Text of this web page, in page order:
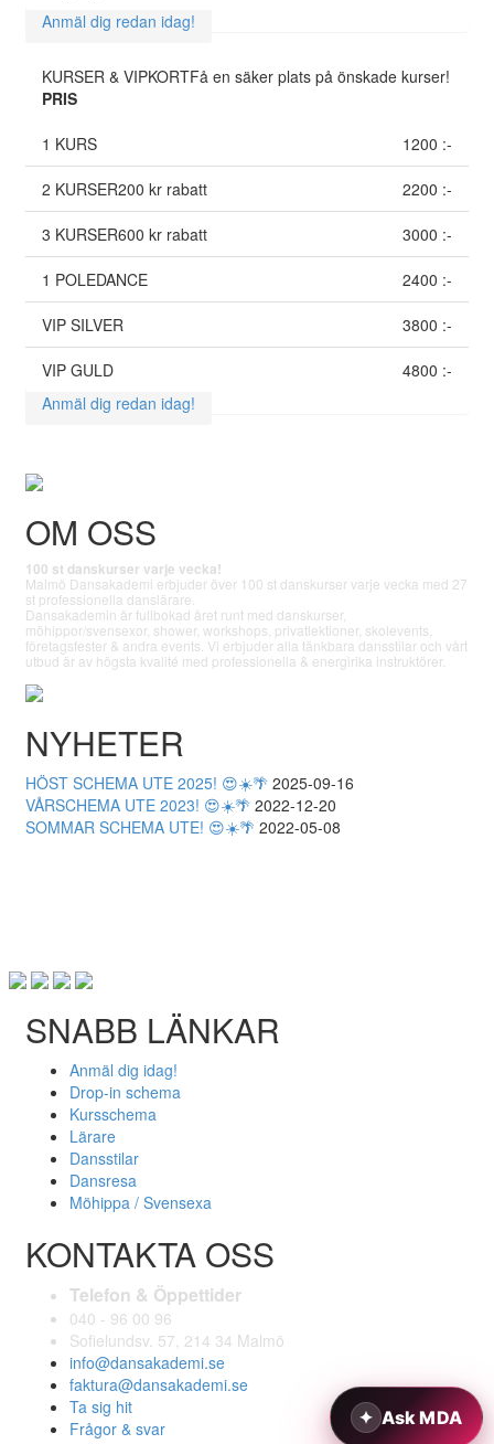
Anmäl dig redan idag!
KURSER & VIPKORTFå en säker plats på önskade kurser!
PRIS
1 KURS 1200 :-
2 KURSER200 kr rabatt 2200 :-
3 KURSER600 kr rabatt 3000 :-
1 POLEDANCE 2400 :-
VIP SILVER 3800 :-
VIP GULD
4800 :-
Anmäl dig redan idag!
OM OSS
100 st danskurser varje vecka!
Malmö Dansakademi erbjuder över 100 st danskurser varje vecka med 27
st professionella danslärare.
Dansakademin är fullbokad året runt med danskurser,
möhippor/svensexor, shower, workshops, privatlektioner, skolevents,
företagsfester & andra events. Vi erbjuder alla tänkbara dansstilar och vårt
utbud är av högsta kvalité med professionella & energirika instruktörer.
NYHETER
HÖST SCHEMA UTE 2025! 😍☀️🌴 2025-09-16
VÅRSCHEMA UTE 2023! 😍☀️🌴 2022-12-20
SOMMAR SCHEMA UTE! 😍☀️🌴 2022-05-08
SNABB LÄNKAR
Anmäl dig idag!
Drop-in schema
Kursschema
Lärare
Dansstilar
Dansresa
Möhippa / Svensexa
KONTAKTA OSS
Telefon & Öppettider
040 - 96 00 96
Sofielundsv. 57, 214 34 Malmö
info@dansakademi.se
faktura@dansakademi.se
Ta sig hit
Frågor & svar